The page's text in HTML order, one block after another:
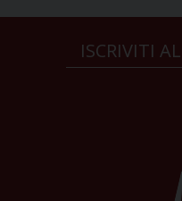
ISCRIVITI